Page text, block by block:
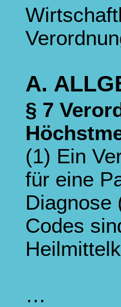
A.
§ 7
(1) Ein
für eine
Diagnose
Codes
…